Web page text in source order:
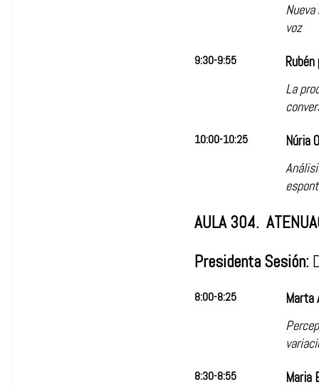
voz
9:30-9:55
La
10:00-10:25
Núria
AULA 304.
Presidenta Sesión:
8:00-8:25
Marta
8:30-8:55
Maria